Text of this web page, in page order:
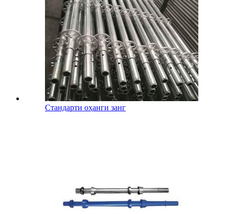
Стандарти оҳанги занг